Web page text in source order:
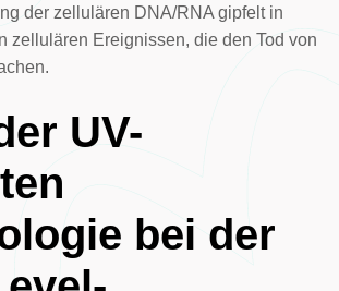
der zellulären DNA/RNA gipfelt in
zellulären Ereignissen, die den Tod von
UV-
bei der